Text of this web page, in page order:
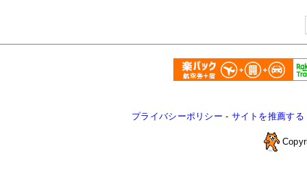
プライバシーポリシー - サイトを推薦する